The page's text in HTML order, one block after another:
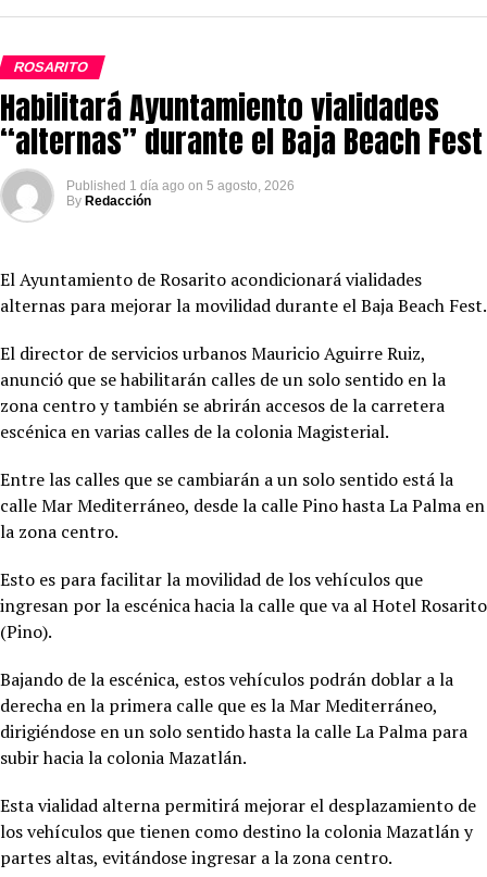
ROSARITO
Habilitará Ayuntamiento vialidades
“alternas” durante el Baja Beach Fest
Published 1 día ago on 5 agosto, 2026
By Redacción
El Ayuntamiento de Rosarito acondicionará vialidades
alternas para mejorar la movilidad durante el Baja Beach Fest.
El director de servicios urbanos Mauricio Aguirre Ruiz,
anunció que se habilitarán calles de un solo sentido en la
zona centro y también se abrirán accesos de la carretera
escénica en varias calles de la colonia Magisterial.
Entre las calles que se cambiarán a un solo sentido está la
calle Mar Mediterráneo, desde la calle Pino hasta La Palma en
la zona centro.
Esto es para facilitar la movilidad de los vehículos que
ingresan por la escénica hacia la calle que va al Hotel Rosarito
(Pino).
Bajando de la escénica, estos vehículos podrán doblar a la
derecha en la primera calle que es la Mar Mediterráneo,
dirigiéndose en un solo sentido hasta la calle La Palma para
subir hacia la colonia Mazatlán.
Esta vialidad alterna permitirá mejorar el desplazamiento de
los vehículos que tienen como destino la colonia Mazatlán y
partes altas, evitándose ingresar a la zona centro.